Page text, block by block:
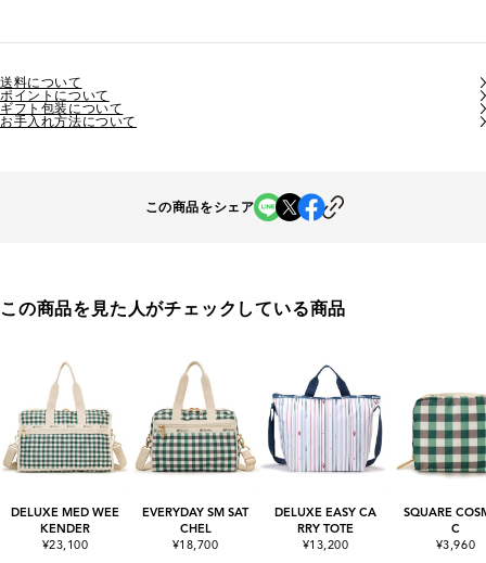
送料について
ポイントについて
ギフト包装について
お手入れ方法について
この商品をシェア
この商品を見た人がチェックしている商品
DELUXE MED WEE
KENDER
¥23,100
EVERYDAY SM SAT
CHEL
¥18,700
DELUXE EASY CA
RRY TOTE
¥13,200
SQUARE
C
¥3,960